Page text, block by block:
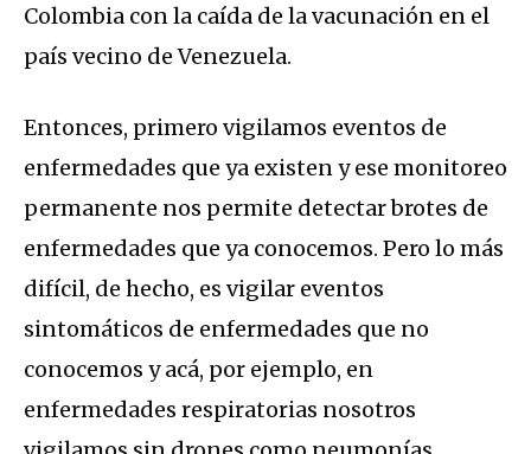
Colombia con la caída de la vacunación en el
país vecino de Venezuela.
Entonces, primero vigilamos eventos de
enfermedades que ya existen y ese monitoreo
permanente nos permite detectar brotes de
enfermedades que ya conocemos. Pero lo más
difícil, de hecho, es vigilar eventos
sintomáticos de enfermedades que no
conocemos y acá, por ejemplo, en
enfermedades respiratorias nosotros